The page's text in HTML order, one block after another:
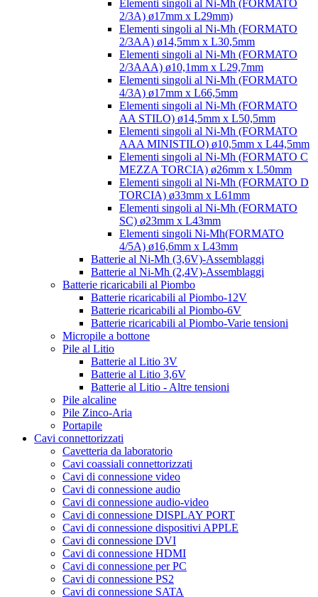
Elementi singoli al Ni-Mh (FORMATO
2/3A) ø17mm x L29mm)
Elementi singoli al Ni-Mh (FORMATO
2/3AA) ø14,5mm x L30,5mm
Elementi singoli al Ni-Mh (FORMATO
2/3AAA) ø10,1mm x L29,7mm
Elementi singoli al Ni-Mh (FORMATO
4/3A) ø17mm x L66,5mm
Elementi singoli al Ni-Mh (FORMATO
AA STILO) ø14,5mm x L50,5mm
Elementi singoli al Ni-Mh (FORMATO
AAA MINISTILO) ø10,5mm x L44,5mm
Elementi singoli al Ni-Mh (FORMATO C
MEZZA TORCIA) ø26mm x L50mm
Elementi singoli al Ni-Mh (FORMATO D
TORCIA) ø33mm x L61mm
Elementi singoli al Ni-Mh (FORMATO
SC) ø23mm x L43mm
Elementi singoli Ni-Mh(FORMATO
4/5A) ø16,6mm x L43mm
Batterie al Ni-Mh (3,6V)-Assemblaggi
Batterie al Ni-Mh (2,4V)-Assemblaggi
Batterie ricaricabili al Piombo
Batterie ricaricabili al Piombo-12V
Batterie ricaricabili al Piombo-6V
Batterie ricaricabili al Piombo-Varie tensioni
Micropile a bottone
Pile al Litio
Batterie al Litio 3V
Batterie al Litio 3,6V
Batterie al Litio - Altre tensioni
Pile alcaline
Pile Zinco-Aria
Portapile
Cavi connettorizzati
Cavetteria da laboratorio
Cavi coassiali connettorizzati
Cavi di connessione video
Cavi di connessione audio
Cavi di connessione audio-video
Cavi di connessione DISPLAY PORT
Cavi di connessione dispositivi APPLE
Cavi di connessione DVI
Cavi di connessione HDMI
Cavi di connessione per PC
Cavi di connessione PS2
Cavi di connessione SATA